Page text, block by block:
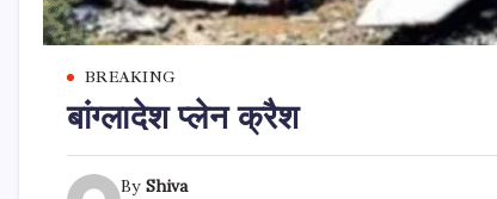
BREAKING
बांग्लादेश प्लेन क्रैश
By Shiva